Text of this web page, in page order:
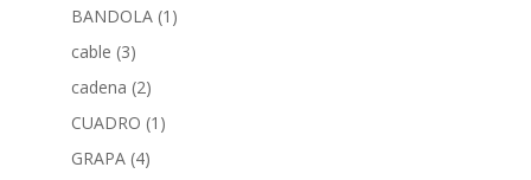
BANDOLA (1)
cable (3)
cadena (2)
CUADRO (1)
GRAPA (4)